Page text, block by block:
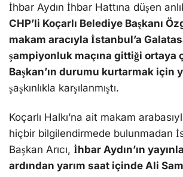
İhbar Aydın İhbar Hattına düşen
CHP’li Koçarlı Belediye Başkanı
makam aracıyla İstanbul’a
şampiyonluk maçına gittiği ortaya
Başkan’ın durumu kurtarmak için
şaşkınlıkla karşılanmıştı.
Koçarlı Halkı’na ait makam
hiçbir bilgilendirmede bulunmadan
Başkan Arıcı, İhbar Aydın’ın
ardından yarım saat içinde Ali